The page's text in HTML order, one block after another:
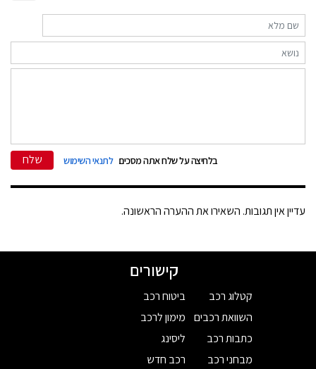
בלחיצה על שלח אתה מסכים לתנאי השימוש שלח
עדיין אין תגובות. השאירו את ההערה הראשונה.
קישורים
קטלוג רכב
השוואת רכבים
כתבות רכב
מבחני רכב
ביטוח רכב
מימון לרכב
ליסינג
רכב חדש